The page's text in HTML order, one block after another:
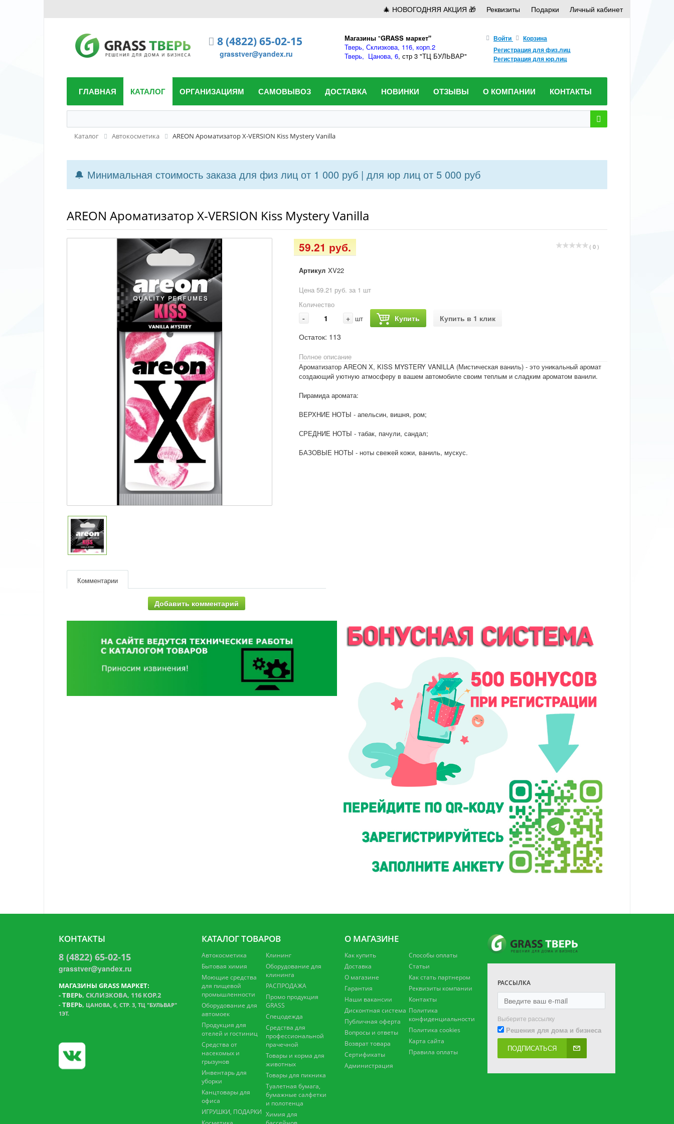
🎄 НОВОГОДНЯЯ АКЦИЯ 🎁 Реквизиты Подарки Личный кабинет
8 (4822) 65-02-15
grasstver@yandex.ru
Магазины "GRASS маркет"
Тверь, Склизкова, 116, корп.2
Тверь, Цанова, 6, стр 3 "ТЦ БУЛЬВАР"
Войти
Корзина
Регистрация для физ.лиц
Регистрация для юр.лиц
ГЛАВНАЯ КАТАЛОГ ОРГАНИЗАЦИЯМ САМОВЫВОЗ ДОСТАВКА НОВИНКИ ОТЗЫВЫ О КОМПАНИИ КОНТАКТЫ
Каталог Автокосметика AREON Ароматизатор X-VERSION Kiss Mystery Vanilla
🔔 Минимальная стоимость заказа для физ лиц от 1 000 руб | для юр лиц от 5 000 руб
AREON Ароматизатор X-VERSION Kiss Mystery Vanilla
( 0 )
59.21 руб.
Артикул XV22
Цена 59.21 руб. за 1 шт
Количество
- + шт Купить
Купить в 1 клик
Остаток: 113
Полное описание
Ароматизатор AREON X, KISS MYSTERY VANILLA (Мистическая ваниль) - это уникальный аромат
создающий уютную атмосферу в вашем автомобиле своим теплым и сладким ароматом ванили.
Пирамида аромата:
ВЕРХНИЕ НОТЫ - апельсин, вишня, ром;
СРЕДНИЕ НОТЫ - табак, пачули, сандал;
БАЗОВЫЕ НОТЫ - ноты свежей кожи, ваниль, мускус.
Комментарии
Добавить комментарий
КОНТАКТЫ
8 (4822) 65-02-15
grasstver@yandex.ru
МАГАЗИНЫ GRASS МАРКЕТ:
-ТВЕРЬ, СКЛИЗКОВА, 116 КОР.2
- ТВЕРЬ, ЦАНОВА, 6, СТР. 3, ТЦ "БУЛЬВАР"
1ЭТ.
КАТАЛОГ ТОВАРОВ
Автокосметика
Бытовая химия
Моющие средства
для пищевой
промышленности
Оборудование для
автомоек
Продукция для
отелей и гостиниц
Средства от
насекомых и
грызунов
Инвентарь для
уборки
Канцтовары для
офиса
ИГРУШКИ, ПОДАРКИ
Клининг
Оборудование для
клининга
РАСПРОДАЖА
Промо продукция
GRASS
Спецодежда
Средства для
профессиональной
прачечной
Товары и корма для
животных
Товары для пикника
Туалетная бумага,
бумажные салфетки
и полотенца
Химия для
О МАГАЗИНЕ
Как купить
Доставка
О магазине
Гарантия
Наши вакансии
Дисконтная система
Публичная оферта
Вопросы и ответы
Возврат товара
Сертификаты
Администрация
Способы оплаты
Статьи
Как стать партнером
Реквизиты компании
Контакты
Политика
конфиденциальности
Политика cookies
Карта сайта
Правила оплаты
РАССЫЛКА
Выберите рассылку
Решения для дома и бизнеса
ПОДПИСАТЬСЯ